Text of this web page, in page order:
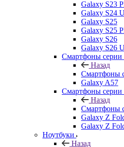
Galaxy S23
Galaxy S24
Galaxy S25
Galaxy S25
Galaxy S26
Galaxy S26
Смартфоны серии
Назад
Смартфоны
Galaxy A57
Смартфоны серии
Назад
Смартфоны
Galaxy Z
Galaxy Z
Ноутбуки
Назад